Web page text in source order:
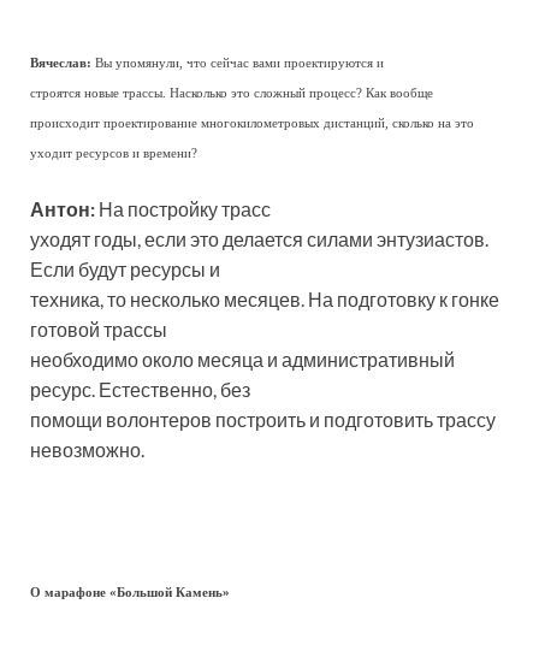
Вячеслав: Вы упомянули, что сейчас вами проектируются и
строятся новые трассы. Насколько это сложный процесс? Как вообще
происходит проектирование многокилометровых дистанций, сколько на это
уходит ресурсов и времени?
Антон: На постройку трасс
уходят годы, если это делается силами энтузиастов.
Если будут ресурсы и
техника, то несколько месяцев. На подготовку к гонке
готовой трассы
необходимо около месяца и административный
ресурс. Естественно, без
помощи волонтеров построить и подготовить трассу
невозможно.
О марафоне «Большой Камень»